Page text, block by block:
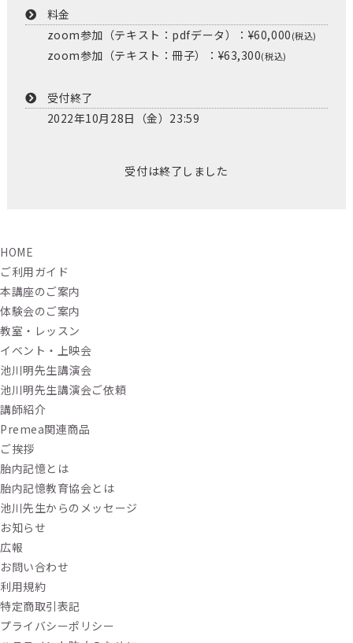
料金
zoom参加（テキスト：pdfデータ）：¥60,000(税込)
zoom参加（テキスト：冊子）：¥63,300(税込)
受付終了
2022年10月28日（金）23:59
受付は終了しました
HOME
ご利用ガイド
本講座のご案内
体験会のご案内
教室・レッスン
イベント・上映会
池川明先生講演会
池川明先生講演会ご依頼
講師紹介
Premea関連商品
ご挨拶
胎内記憶とは
胎内記憶教育協会とは
池川先生からのメッセージ
お知らせ
広報
お問い合わせ
利用規約
特定商取引表記
プライバシーポリシー